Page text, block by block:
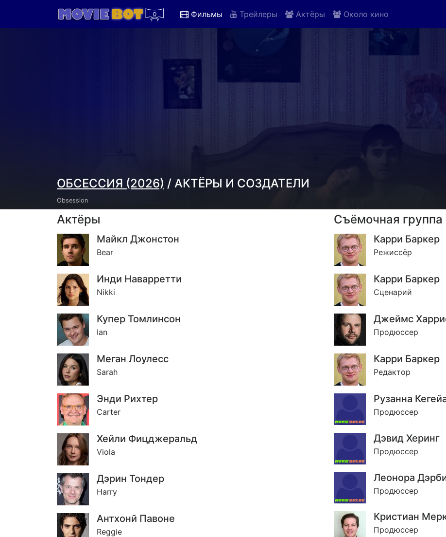
Фильмы Трейлеры Актёры Около кино
ОБСЕССИЯ (2026) / АКТЁРЫ И СОЗДАТЕЛИ
Obsession
Актёры
Майкл Джонстон
Bear
Инди Наварретти
Nikki
Купер Томлинсон
Ian
Меган Лоулесс
Sarah
Энди Рихтер
Carter
Хейли Фицджеральд
Viola
Дэрин Тондер
Harry
Антхонй Павоне
Reggie
Съёмочная группа
Карри Баркер
Режиссёр
Карри Баркер
Сценарий
Джеймс
Продюссер
Карри Баркер
Редактор
Рузанна
Продюссер
Дэвид Херинг
Продюссер
Леонора
Продюссер
Кристиан
Продюссер